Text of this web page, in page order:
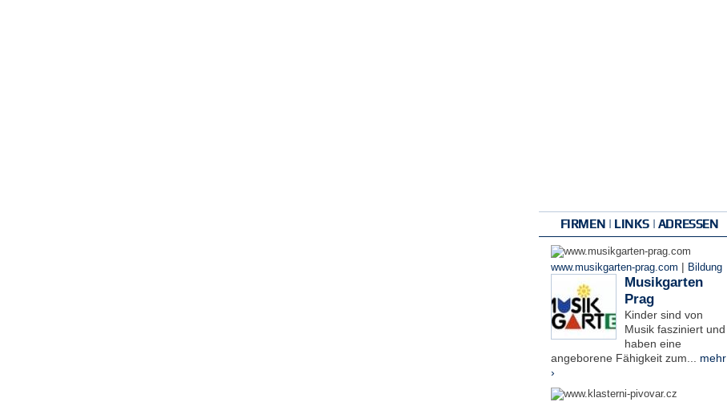
FIRMEN | LINKS | ADRESSEN
www.musikgarten-prag.com | Bildung
Musikgarten
Prag
Kinder sind von
Musik fasziniert und
haben eine
angeborene Fähigkeit zum... mehr
›